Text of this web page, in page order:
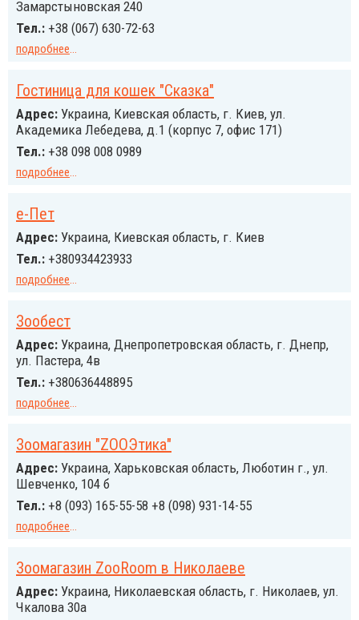
Замарстыновская 240
Тел.: +38 (067) 630-72-63
подробнее...
Гостиница для кошек "Сказка"
Адрес: Украина, Киевская область, г. Киев, ул.
Академика Лебедева, д.1 (корпус 7, офис 171)
Тел.: +38 098 008 0989
подробнее...
е-Пет
Адрес: Украина, Киевская область, г. Киев
Тел.: +380934423933
подробнее...
Зообест
Адрес: Украина, Днепропетровская область, г. Днепр,
ул. Пастера, 4в
Тел.: +380636448895
подробнее...
Зоомагазин "ZOOЭтика"
Адрес: Украина, Харьковская область, Люботин г., ул.
Шевченко, 104 б
Тел.: +8 (093) 165-55-58 +8 (098) 931-14-55
подробнее...
Зоомагазин ZooRoom в Николаеве
Адрес: Украина, Николаевская область, г. Николаев, ул.
Чкалова 30а